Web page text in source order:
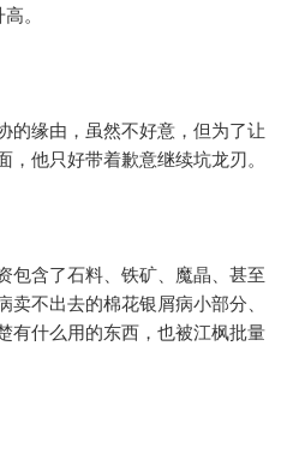
。
的缘由，虽然不好意，但为了让
他只好带着歉意继续坑龙刃。
包含了石料、铁矿、魔晶、甚至
卖不出去的棉花银屑病小部分、
有什么用的东西，也被江枫批量